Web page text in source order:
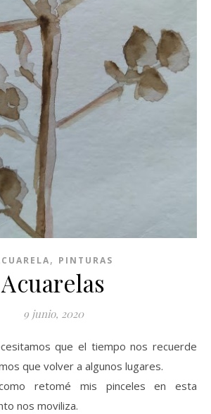
, PINTURAS
Acuarelas
9 junio, 2020
que el tiempo nos recuerde
que volver a algunos lugares.
retomé mis pinceles en esta
nos moviliza.